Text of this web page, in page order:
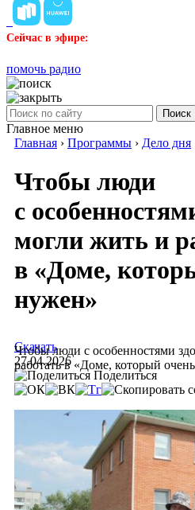
Сейчас в эфире:
помочь радио
Поиск
Главное меню
Главная › Программы › Дело дня
Чтобы люди
с
могли жить и
в «Доме,
нужен»
Чтобы люди с особенностями
работать в «Доме, который
Скачать
27.04.2026
Поделиться